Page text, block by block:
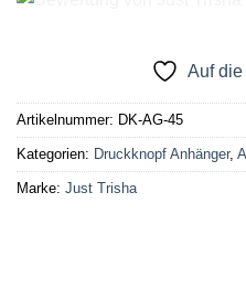
Auf
Artikelnummer: DK-AG-45
Kategorien: Druckknopf Anhänger,
Marke: Just Trisha